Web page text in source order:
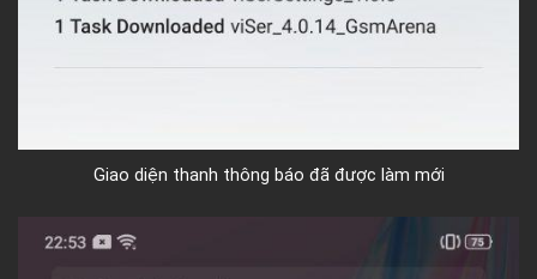
Giao diện thanh thông báo đã được làm mới